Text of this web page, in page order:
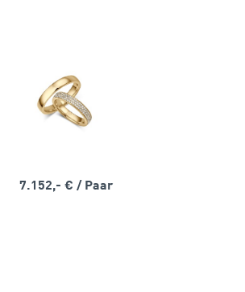
7.152,- € / Paar